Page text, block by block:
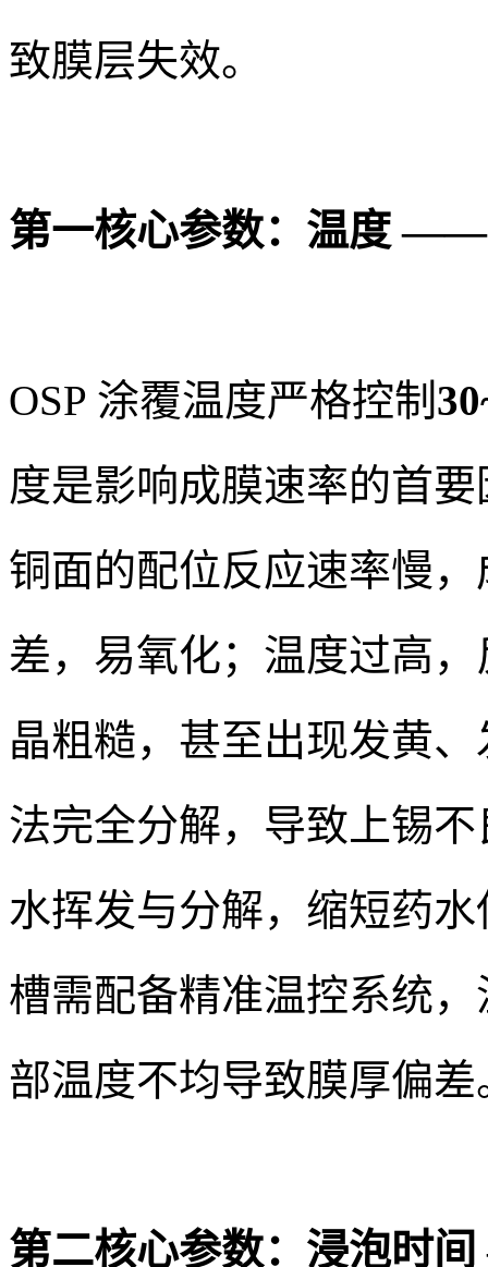
致膜层失效。
第一核心参数：温度
OSP 涂覆温度严格控制
度是影响成膜速率的首
铜面的配位反应速率慢
差，易氧化；温度过高
晶粗糙，甚至出现发黄
法完全分解，导致上锡
水挥发与分解，缩短药
槽需配备精准温控系统
部温度不均导致膜厚偏差
第二核心参数：浸泡时